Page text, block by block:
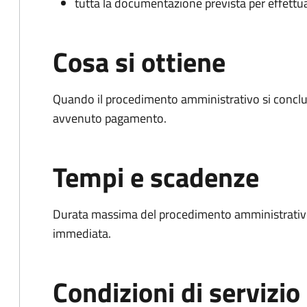
Cosa si ottiene
Quando il procedimento amministrativo si
avvenuto pagamento.
Tempi e scadenze
Durata massima del procedimento
immediata.
Condizioni di servizio